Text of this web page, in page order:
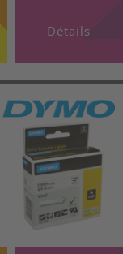
Détails